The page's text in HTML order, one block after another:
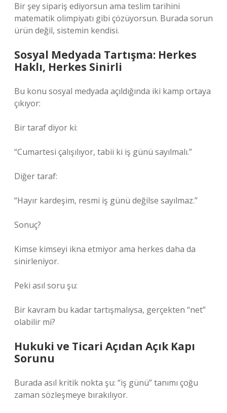
Bir şey sipariş ediyorsun ama teslim tarihini
matematik olimpiyatı gibi çözüyorsun. Burada sorun
ürün değil, sistemin kendisi.
Sosyal Medyada Tartışma: Herkes
Haklı, Herkes Sinirli
Bu konu sosyal medyada açıldığında iki kamp ortaya
çıkıyor:
Bir taraf diyor ki:
“Cumartesi çalışılıyor, tabii ki iş günü sayılmalı.”
Diğer taraf:
“Hayır kardeşim, resmi iş günü değilse sayılmaz.”
Sonuç?
Kimse kimseyi ikna etmiyor ama herkes daha da
sinirleniyor.
Peki asıl soru şu:
Bir kavram bu kadar tartışmalıysa, gerçekten “net”
olabilir mi?
Hukuki ve Ticari Açıdan Açık Kapı
Sorunu
Burada asıl kritik nokta şu: “iş günü” tanımı çoğu
zaman sözleşmeye bırakılıyor.